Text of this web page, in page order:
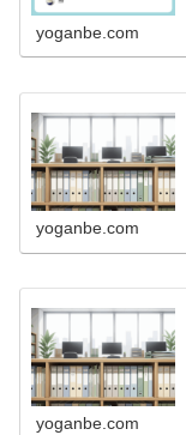
yoganbe.com
yoganbe.com
yoganbe.com